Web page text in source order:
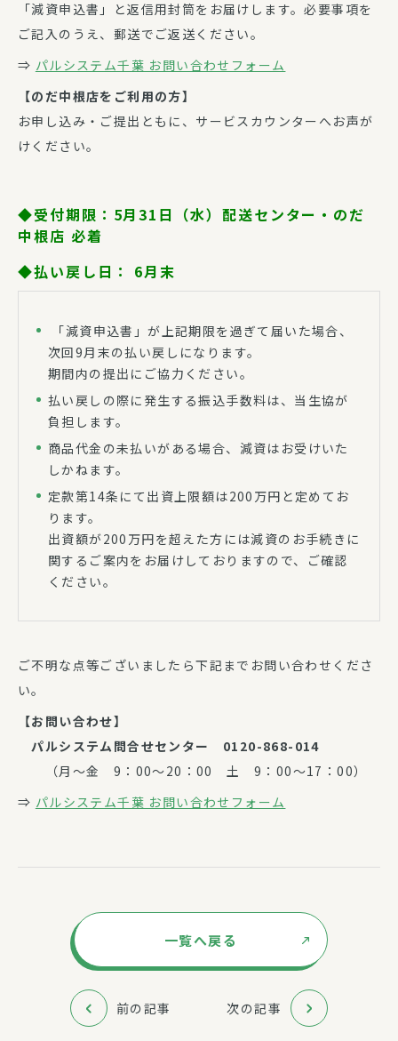
「減資申込書」と返信用封筒をお届けします。必要事項を
ご記入のうえ、郵送でご返送ください。
⇒ パルシステム千葉 お問い合わせフォーム
【のだ中根店をご利用の方】
お申し込み・ご提出ともに、サービスカウンターへお声が
けください。
◆受付期限： 5月31日（水）配送センター・のだ
中根店 必着
◆払い戻し日：
6月末
「減資申込書」が上記期限を過ぎて届いた場合、
次回9月末の払い戻しになります。
期間内の提出にご協力ください。
払い戻しの際に発生する振込手数料は、当生協が
負担します。
商品代金の未払いがある場合、減資はお受けいた
しかねます。
定款第14条にて出資上限額は200万円と定めてお
ります。
出資額が200万円を超えた方には減資のお手続きに
関するご案内をお届けしておりますので、ご確認
ください。
ご不明な点等ございましたら下記までお問い合わせくださ
い。
【お問い合わせ】
パルシステム問合せセンター 0120-868-014
（月～金 9：00～20：00 土 9：00～17：00）
⇒ パルシステム千葉 お問い合わせフォーム
一覧へ戻る
前の記事 次の記事